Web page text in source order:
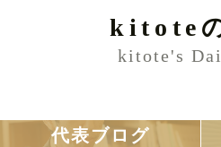
kitote
kitote's
代表ブログ